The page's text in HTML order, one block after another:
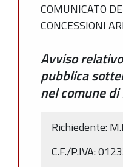
COMUNICATO
CONCESSIONI
Avviso
pubblica
nel comune di
Richiedente:
C.F./P.IVA: